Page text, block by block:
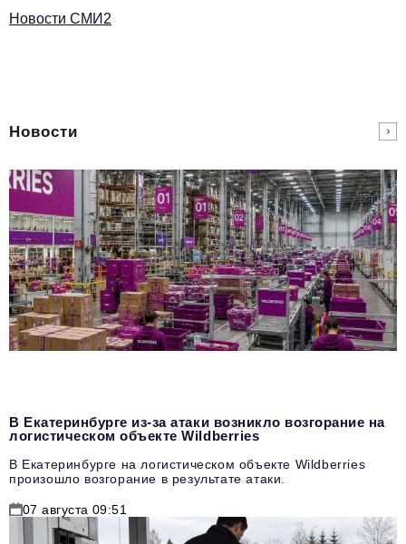
Новости СМИ2
Новости
В Екатеринбурге из-за атаки возникло возгорание на
логистическом объекте Wildberries
В Екатеринбурге на логистическом объекте Wildberries
произошло возгорание в результате атаки.
07 августа 09:51